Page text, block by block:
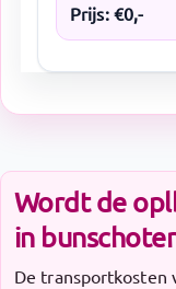
Prijs: €0,-
Wordt de
in
De transportkosten